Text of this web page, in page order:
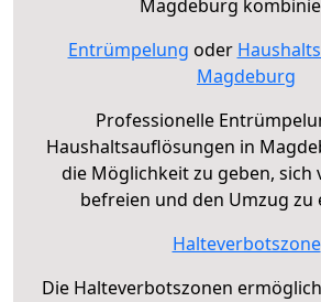
Magdeburg
Entrümpelung oder
Magdeburg
Professionelle
Haushaltsauflösungen in
die Möglichkeit zu geben, sich
befreien und den Umzug zu
Halteverbotszone
Die Halteverbotszonen